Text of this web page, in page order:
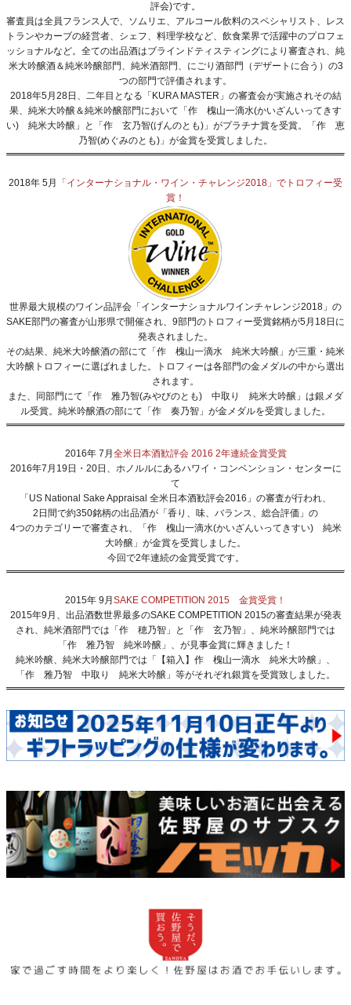
評会)です。
審査員は全員フランス人で、ソムリエ、アルコール飲料のスペシャリスト、レス
トランやカーブの経営者、シェフ、料理学校など、飲食業界で活躍中のプロフェ
ッショナルなど。全ての出品酒はブラインドティスティングにより審査され、純
米大吟醸酒＆純米吟醸部門、純米酒部門、にごり酒部門（デザートに合う）の3
つの部門で評価されます。
2018年5月28日、二年目となる「KURA MASTER」の審査会が実施されその結
果、純米大吟醸＆純米吟醸部門において「作 槐山一滴水(かいざんいってきす
い) 純米大吟醸」と
「作 玄乃智(げんのとも)」 がプラチナ賞を受賞。
「作 恵
乃智(めぐみのとも)」 が金賞を受賞しました。
2018年 5月
「インターナショナル・ワイン・チャレンジ2018」でトロフィー受
賞！
世界最大規模のワイン品評会「インターナショナルワインチャレンジ2018」の
SAKE部門の審査が山形県で開催され、9部門のトロフィー受賞銘柄が5月18日に
発表されました。
その結果、純米大吟醸酒の部にて「作 槐山一滴水 純米大吟醸」が三重・純米
大吟醸トロフィーに選ばれました。トロフィーは各部門の金メダルの中から選出
されます。
また、同部門にて 「作 雅乃智(みやびのとも) 中取り 純米大吟醸」 は銀メダ
ル受賞。純米吟醸酒の部にて 「作 奏乃智」 が金メダルを受賞しました。
2016年 7月 全米日本酒歓評会 2016 2年連続金賞受賞
2016年7月19日・20日、ホノルルにあるハワイ・コンベンション・センターに
て
「US National Sake Appraisal 全米日本酒歓評会2016」の審査が行われ、
2日間で約350銘柄の出品酒が「香り、味、バランス、総合評価」の
4つのカテゴリーで審査され、「作 槐山一滴水(かいざんいってきすい) 純米
大吟醸」が金賞を受賞しました。
今回で2年連続の金賞受賞です。
2015年 9月 SAKE COMPETITION 2015 金賞受賞！
2015年9月、出品酒数世界最多のSAKE COMPETITION 2015の審査結果が発表
され、純米酒部門では 「作 穂乃智」 と 「作 玄乃智」 、純米吟醸部門では
「作 雅乃智 純米吟醸」 、が見事金賞に輝きました！
純米吟醸、純米大吟醸部門では 「【箱入】作 槐山一滴水 純米大吟醸」 、
「作 雅乃智 中取り 純米大吟醸」 等がそれぞれ銀賞を受賞致しました。